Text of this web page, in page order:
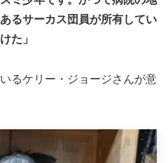
るサーカス団員が所有してい
た」
るケリー・ジョージさんが意